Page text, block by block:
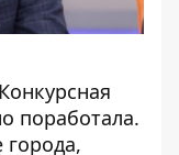
поработала.